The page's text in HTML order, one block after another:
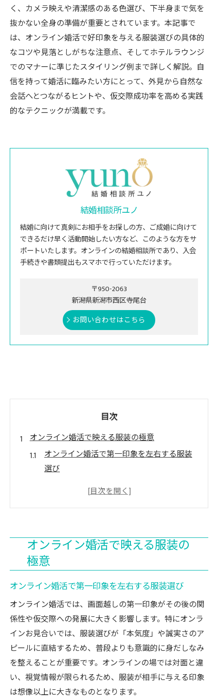
く、カメラ映えや清潔感のある色選び、下半身まで気を
抜かない全身の準備が重要とされています。本記事で
は、オンライン婚活で好印象を与える服装選びの具体的
なコツや見落としがちな注意点、そしてホテルラウンジ
でのマナーに準じたスタイリング例まで詳しく解説。自
信を持って婚活に臨みたい方にとって、外見から自然な
会話へとつながるヒントや、仮交際成功率を高める実践
的なテクニックが満載です。
結婚相談所ユノ
結婚に向けて真剣にお相手をお探しの方、ご成婚に向けて
できるだけ早く活動開始したい方など、このような方をサ
ポートいたします。オンラインの結婚相談所であり、入会
手続きや書類提出もスマホで行っていただけます。
〒950-2063
新潟県新潟市西区寺尾台
お問い合わせはこちら
目次
オンライン婚活で映える服装の極意
オンライン婚活で第一印象を左右する服装
選び
カメラ映えするオンライン向けファッショ
男性女性別オンライン婚活の服装ポイント
オンライン婚活で避けたい服装と注意点
好印象を叶えるオンライン服装術
オンライン婚活で清潔感を演出するコツ
オンラインお見合いで選びたいおすすめア
イテム
男女別オンライン服装マナーのポイント
カメラ越しで映える小物使いと工夫
オンライン婚活で本気度が伝わる着こなし
術
オンライン婚活で映える服装の
極意
オンライン婚活で第一印象を左右する服装選び
オンライン婚活では、画面越しの第一印象がその後の関
係性や仮交際への発展に大きく影響します。特にオンラ
インお見合いでは、服装選びが「本気度」や誠実さのア
ピールに直結するため、普段よりも意識的に身だしなみ
を整えることが重要です。オンラインの場では対面と違
い、視覚情報が限られるため、服装が相手に与える印象
は想像以上に大きなものとなります。